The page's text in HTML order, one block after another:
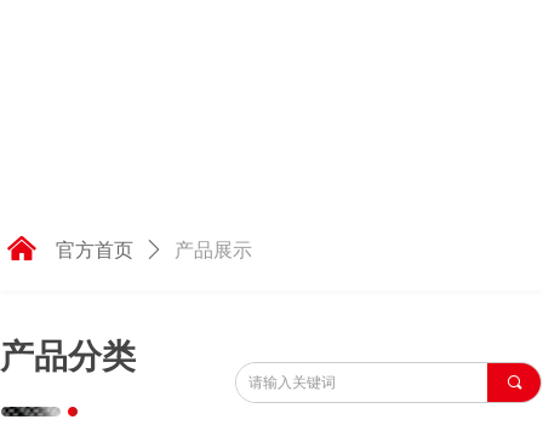
낀 官方首页 ꄲ 产品展示
产品分类
끠